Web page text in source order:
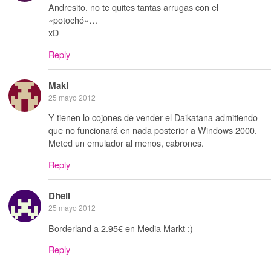
Andresito, no te quites tantas arrugas con el
«potochó»…
xD
Reply
Maki
25 mayo 2012
Y tienen lo cojones de vender el Daikatana admitiendo
que no funcionará en nada posterior a Windows 2000.
Meted un emulador al menos, cabrones.
Reply
Dheil
25 mayo 2012
Borderland a 2.95€ en Media Markt ;)
Reply